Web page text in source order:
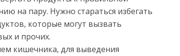
на пару. Нужно стараться избегать
которые могут вызвать
и прочих.
кишечника, для выведения